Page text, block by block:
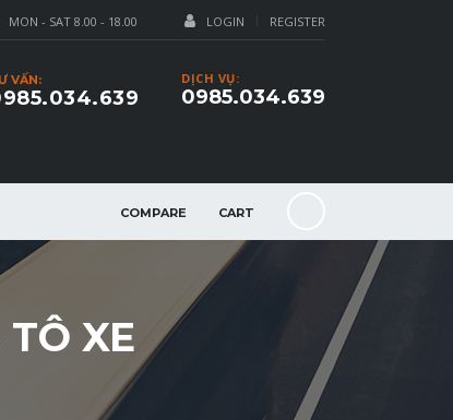
LOGIN REGISTER
MON - SAT 8.00 - 18.00
DỊCH VỤ:
0985.034.639
VẤN:
COMPARE CART
XE